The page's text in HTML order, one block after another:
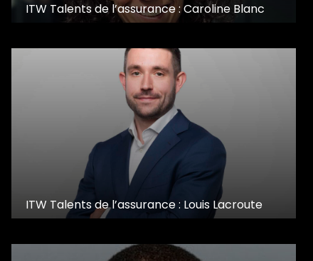
ITW Talents de l’assurance : Caroline Blanc
ITW Talents de l’assurance : Louis Lacroute